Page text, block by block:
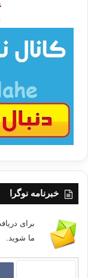
میصر.
– ساڵی‌212ی‌كۆچی‌شاری‌صقلیه‌له‌لایه‌ن موسڵمانان رزگاری‌كرا.
ئه‌ركانی‌گشتی‌سه‌ربازی
داكوداكردو
خبرنامه نوگرا
برای
ما شوید.